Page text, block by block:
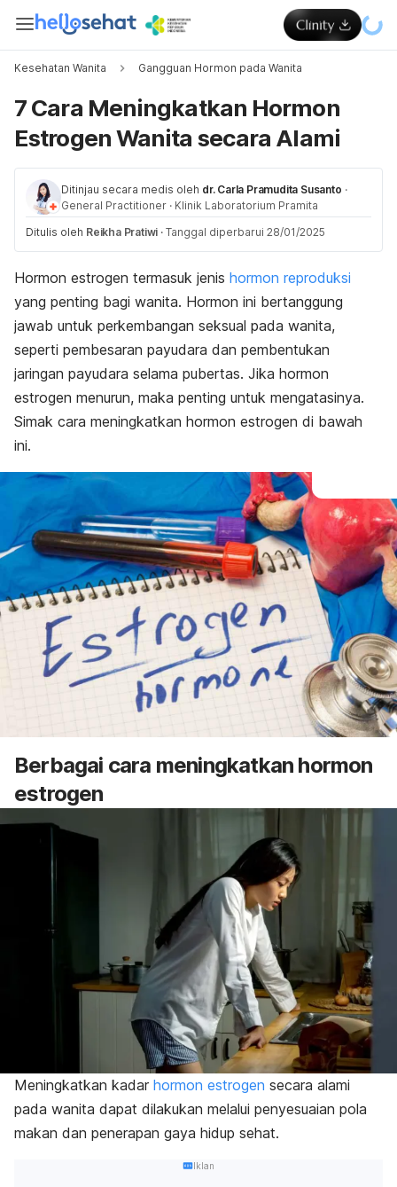
Kesehatan Wanita Gangguan Hormon pada Wanita
7 Cara Meningkatkan Hormon
Estrogen Wanita secara Alami
Ditinjau secara medis oleh dr. Carla Pramudita Susanto ·
General Practitioner · Klinik Laboratorium Pramita
Ditulis oleh Reikha Pratiwi · Tanggal diperbarui 28/01/2025
Hormon estrogen termasuk jenis hormon reproduksi
yang penting bagi wanita. Hormon ini bertanggung
jawab untuk perkembangan seksual pada wanita,
seperti pembesaran payudara dan pembentukan
jaringan payudara selama pubertas. Jika hormon
estrogen menurun, maka penting untuk mengatasinya.
Simak cara meningkatkan hormon estrogen di bawah
ini.
Berbagai cara meningkatkan hormon
estrogen
Meningkatkan kadar hormon estrogen secara alami
pada wanita dapat dilakukan melalui penyesuaian pola
makan dan penerapan gaya hidup sehat.
Iklan